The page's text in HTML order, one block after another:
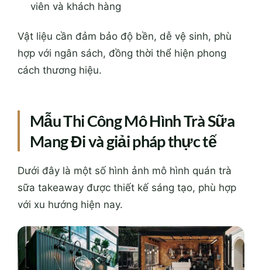
viên và khách hàng
Vật liệu cần đảm bảo độ bền, dễ vệ sinh, phù
hợp với ngân sách, đồng thời thể hiện phong
cách thương hiệu.
Mẫu Thi Công Mô Hình Trà Sữa
Mang Đi và giải pháp thực tế
Dưới đây là một số hình ảnh mô hình quán trà
sữa takeaway được thiết kế sáng tạo, phù hợp
với xu hướng hiện nay.